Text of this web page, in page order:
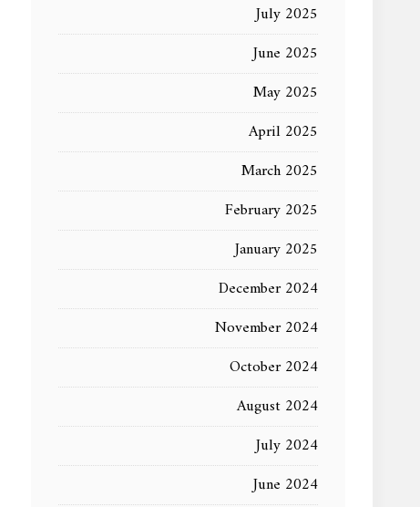
July 2025
June 2025
May 2025
April 2025
March 2025
February 2025
January 2025
December 2024
November 2024
October 2024
August 2024
July 2024
June 2024